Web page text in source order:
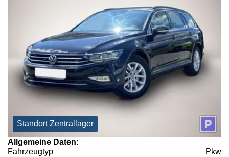
Standort Zentrallager
Allgemeine Daten:
Fahrzeugtyp
Pkw